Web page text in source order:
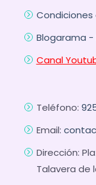
Blogarama -
Canal
Teléfono:
Email:
Dirección:
Talavera de